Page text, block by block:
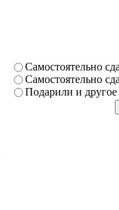
Самостоя­тельно
Самостоя­тельно
Подарили­ и другое